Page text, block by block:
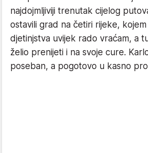
najdojmljiviji trenutak cijelog
ostavili grad na četiri rijeke,
djetinjstva uvijek rado vraćam, a
želio prenijeti i na svoje cure.
poseban, a pogotovo u kasno